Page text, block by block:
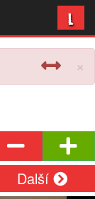
L
×
Další